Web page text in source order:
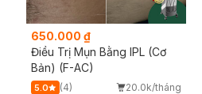
650.000 ₫
Điều Trị Mụn Bằng IPL (Cơ
Bản) (F-AC)
5.0 (4) 20.0k/tháng